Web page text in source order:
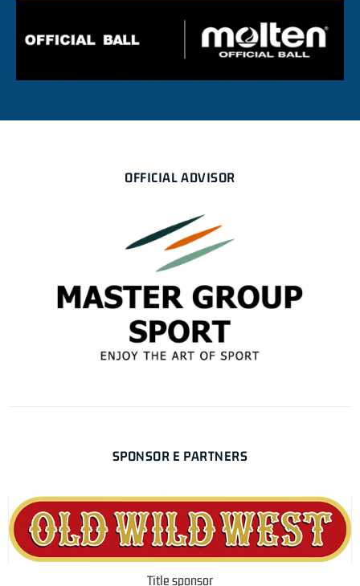
OFFICIAL ADVISOR
SPONSOR E PARTNERS
Title sponsor